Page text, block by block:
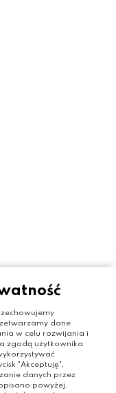
dane
w celu rozwijania i
zgodą użytkownika
"Akceptuję",
danych przez
powyżej.